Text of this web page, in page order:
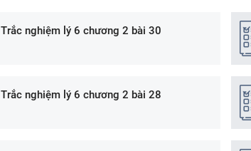
Trắc nghiệm lý 6 chương 2 bài 30
Trắc nghiệm lý 6 chương 2 bài 28